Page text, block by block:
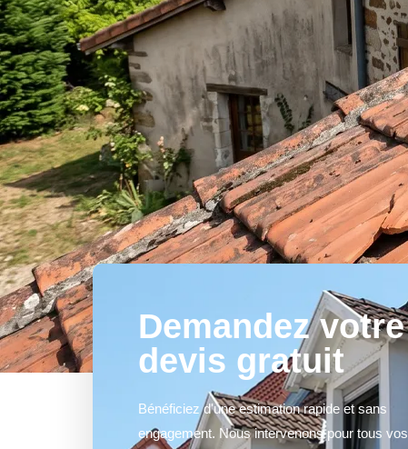
Demandez votre
devis gratuit
Bénéficiez d'une estimation rapide et sans
engagement. Nous intervenons pour tous vos